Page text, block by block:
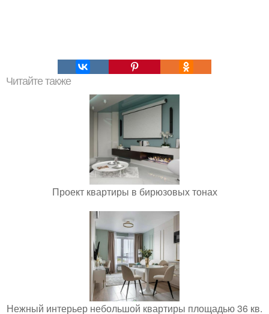
Читайте также
Проект квартиры в бирюзовых тонах
Нежный интерьер небольшой квартиры площадью 36 кв.